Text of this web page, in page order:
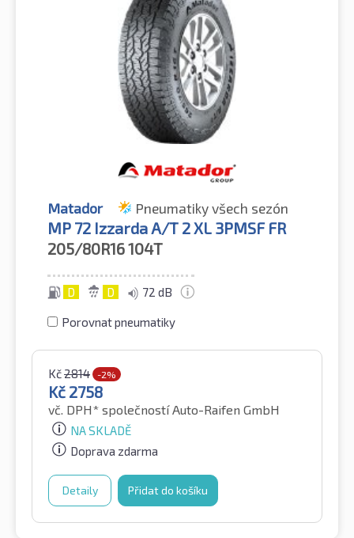
Matador Pneumatiky všech sezón
MP 72 Izzarda A/T 2 XL 3PMSF FR
205/80R16104T
D D 72 dB
Porovnat pneumatiky
Kč2814 -2%
Kč 2758
vč. DPH* společností Auto-Raifen GmbH
NA SKLADĚ
Doprava zdarma
Detaily Přidat do košíku